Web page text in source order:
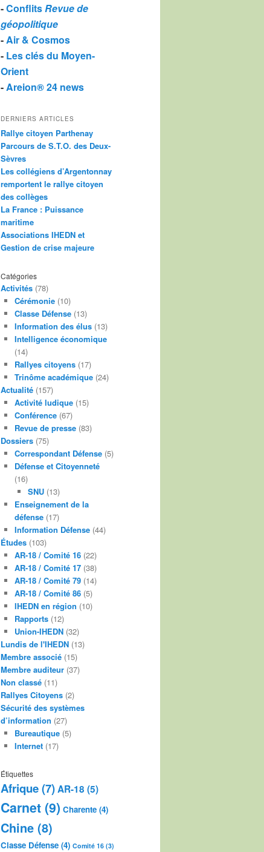
-ConflitsRevue de
géopolitique
-Air & Cosmos
- Les clés du Moyen-
Orient
-Areion® 24 news
DERNIERS ARTICLES
Rallye citoyen Parthenay
Parcours de S.T.O. des Deux-
Sèvres
Les collégiens d’Argentonnay
remportent le rallye citoyen
des collèges
La France : Puissance
maritime
Associations IHEDN et
Gestion de crise majeure
Catégories
Activités (78)
Cérémonie(10)
Classe Défense(13)
Information des élus(13)
Intelligence économique
(14)
Rallyes citoyens(17)
Trinôme académique(24)
Actualité (157)
Activité ludique(15)
Conférence(67)
Revue de presse(83)
Dossiers (75)
Correspondant Défense(5)
Défense et Citoyenneté
(16)
SNU (13)
Enseignement de la
défense(17)
Information Défense(44)
Études (103)
AR-18 / Comité 16(22)
AR-18 / Comité 17(38)
AR-18 / Comité 79(14)
AR-18 / Comité 86(5)
IHEDN en région (10)
Rapports(12)
Union-IHEDN(32)
Lundis de l'IHEDN (13)
Membre associé (15)
Membre auditeur (37)
Non classé (11)
Rallyes Citoyens (2)
Sécurité des systèmes
d’information (27)
Bureautique(5)
Internet(17)
Étiquettes
Afrique(7)AR-18 (5)
Carnet(9) Charente (4)
Chine (8)
Classe Défense (4) Comité 16 (3)